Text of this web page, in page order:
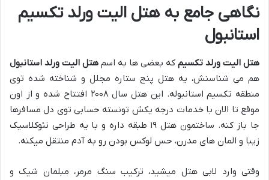
نگاهی جامع به هتل الیت ورلد تکسیم
استانبول
هتل الیت ورلد تکسیم که بعضی ها به اسم هتل الیت ورلد استانبول
هم می شناسنش، یه هتل پنج ستاره مجلل و شناخته شده توی
منطقه تکسیم استانبوله. این هتل سال ۲۰۰۸ افتتاح شده و از اون
موقع تا الان با خدمات درجه یکش تونسته حسابی توی دل مسافرها
جا باز کنه. ساختمون هتل ۱۹ طبقه داره و با یه طراحی نئوکلاسیک
زیبا و المان های مدرن، حس لوکس بودن رو به آدم منتقل میکنه.
وقتی وارد لابی هتل میشید، ترکیب سنگ مرمر، مبلمان شیک و